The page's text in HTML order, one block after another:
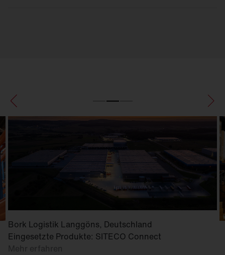
Bork Logistik Langgöns, Deutschland
Eingesetzte Produkte: SITECO Connect
Mehr erfahren